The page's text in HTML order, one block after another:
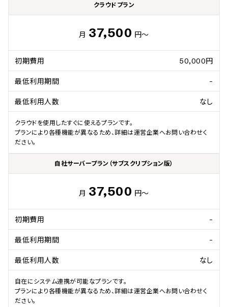
クラウドプラン
月 37,500 円～
初期費用 50,000円
最低利用期間 -
最低利用人数 なし
クラウドを使用したすぐに使えるプランです。
プランにより各種機能が異なるため、詳細は運営企業へお問い合わせく
ださい。
自社サーバープラン（サブスクリプション版）
月 37,500 円～
初期費用 -
最低利用期間 -
最低利用人数 なし
自在にシステム連携が可能なプランです。
プランにより各種機能が異なるため、詳細は運営企業へお問い合わせく
ださい。